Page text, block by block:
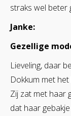
straks wel beter
Janke:
Gezellige
Lieveling, daar
Dokkum met
Zij zat met haar
dat haar